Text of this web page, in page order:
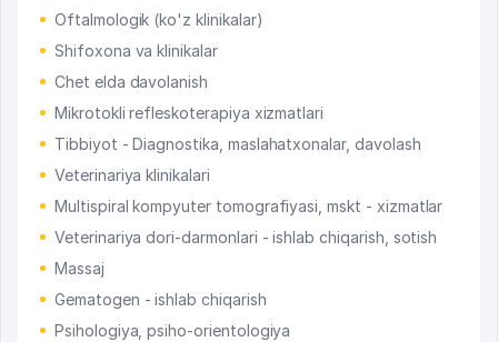
Oftalmologik (ko'z klinikalar)
Shifoxona va klinikalar
Chet elda davolanish
Mikrotokli refleskoterapiya xizmatlari
Tibbiyot - Diagnostika, maslahatxonalar, davolash
Veterinariya klinikalari
Multispiral kompyuter tomografiyasi, mskt - xizmatlar
Veterinariya dori-darmonlari - ishlab chiqarish, sotish
Massaj
Gematogen - ishlab chiqarish
Psihologiya, psiho-orientologiya